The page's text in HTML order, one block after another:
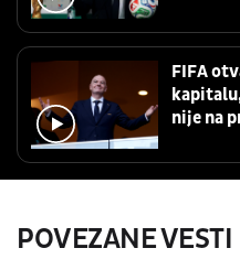
FIFA
nije na
POVEZANE VESTI